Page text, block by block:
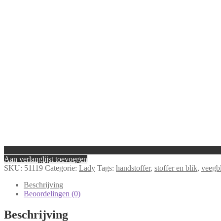
Aan verlanglijst toevoegen
SKU: 51119 Categorie: Lady Tags: handstoffer, stoffer en blik,
Beschrijving
Beoordelingen (0)
Beschrijving